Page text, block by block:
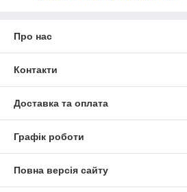
Про нас
Контакти
Доставка та оплата
Графік роботи
Повна версія сайту